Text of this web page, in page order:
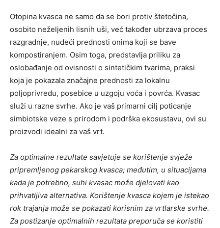
Otopina kvasca ne samo da se bori protiv štetočina,
osobito neželjenih lisnih uši, već također ubrzava proces
razgradnje, nudeći prednosti onima koji se bave
kompostiranjem. Osim toga, predstavlja priliku za
oslobađanje od ovisnosti o sintetičkim tvarima, praksi
koja je pokazala značajne prednosti za lokalnu
poljoprivredu, posebice u uzgoju voća i povrća. Kvasac
služi u razne svrhe. Ako je vaš primarni cilj poticanje
simbiotske veze s prirodom i podrška ekosustavu, ovi su
proizvodi idealni za vaš vrt.
Za optimalne rezultate savjetuje se korištenje svježe
pripremljenog pekarskog kvasca; međutim, u situacijama
kada je potrebno, suhi kvasac može djelovati kao
prihvatljiva alternativa. Korištenje kvasca kojem je istekao
rok trajanja može se pokazati korisnim za vrtlarske svrhe.
Za postizanje optimalnih rezultata preporuča se koristiti